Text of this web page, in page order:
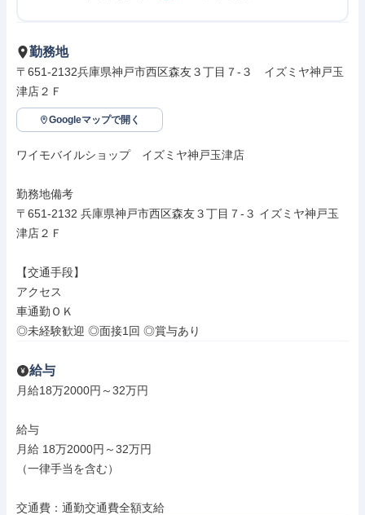
勤務地
〒651-2132兵庫県神戸市西区森友３丁目７‐３　イズミヤ神戸玉
津店２Ｆ
Googleマップで開く
ワイモバイルショップ　イズミヤ神戸玉津店
勤務地備考
〒651-2132 兵庫県神戸市西区森友３丁目７‐３ イズミヤ神戸玉
津店２Ｆ
【交通手段】
アクセス
車通勤ＯＫ
◎未経験歓迎 ◎面接1回 ◎賞与あり
給与
月給18万2000円～32万円
給与
月給 18万2000円～32万円
（一律手当を含む）
交通費：通勤交通費全額支給